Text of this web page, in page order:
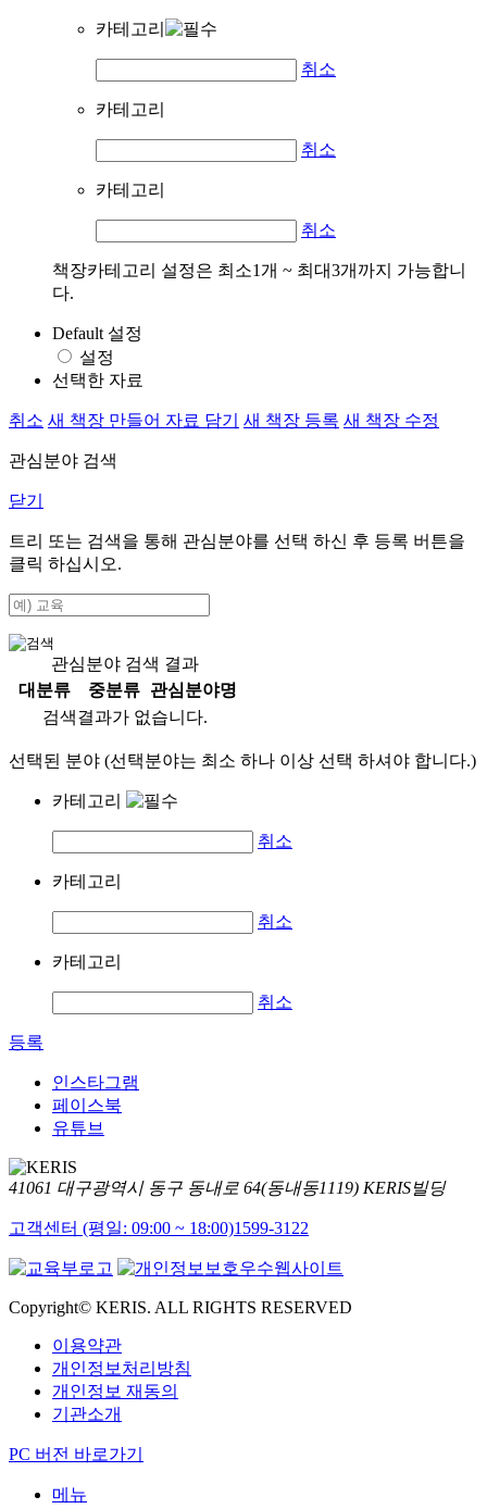
카테고리
취소
카테고리
취소
카테고리
취소
책장카테고리 설정은 최소1개 ~ 최대3개까지 가능합니
다.
Default 설정
설정
선택한 자료
취소 새 책장 만들어 자료 담기 새 책장 등록 새 책장 수정
관심분야 검색
닫기
트리 또는 검색을 통해 관심분야를 선택 하신 후 등록 버튼을
클릭 하십시오.
관심분야 검색 결과
대분류
중분류
관심분야명
검색결과가 없습니다.
선택된 분야 (선택분야는 최소 하나 이상 선택 하셔야 합니다.)
카테고리
취소
카테고리
취소
카테고리
취소
등록
인스타그램
페이스북
유튜브
41061 대구광역시 동구 동내로 64(동내동1119) KERIS빌딩
고객센터 (평일: 09:00 ~ 18:00)1599-3122
Copyright© KERIS. ALL RIGHTS RESERVED
이용약관
개인정보처리방침
개인정보 재동의
기관소개
PC 버전 바로가기
메뉴